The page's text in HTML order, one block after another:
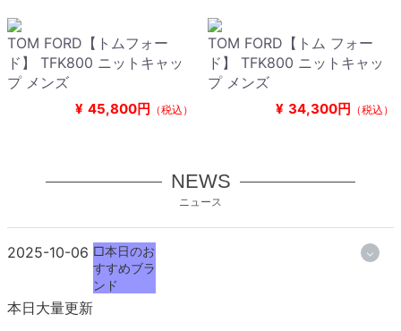
TOM FORD【トムフォー
ド】 TFK800 ニットキャッ
プ メンズ
¥ 45,800円 （税込）
TOM FORD【トム フォー
ド】 TFK800 ニットキャッ
プ メンズ
¥ 34,300円 （税込）
NEWS
ニュース
2025-10-06 □本日のお
すすめブラ
ンド
本日大量更新